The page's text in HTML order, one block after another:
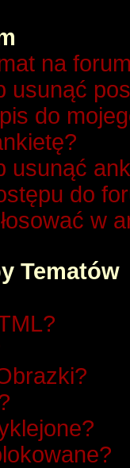
na
usunąć
do
usunąć
do
w
Tematów